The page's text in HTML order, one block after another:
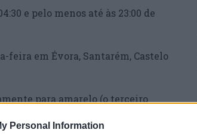
Personal Information
e pelo menos até às 23:00 de
feira em Évora, Santarém, Castelo
para amarelo (o terceiro
pelo menos até final de terça-